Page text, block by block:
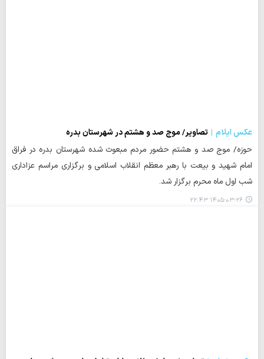
عکس ایلام
تصاویر/ موج صد و هشتم در شهرستان بدره
حوزه/ موج صد و هشتم حضور مردم مبعوث شده شهرستان بدره در فراق
امام شهید و بیعت با رهبر معظم انقلاب اسلامی و برگزاری مراسم عزاداری
شب اول ماه محرم برگزار شد.
۱۴۰۵-۰۳-۲۶ ۲۲:۴۳